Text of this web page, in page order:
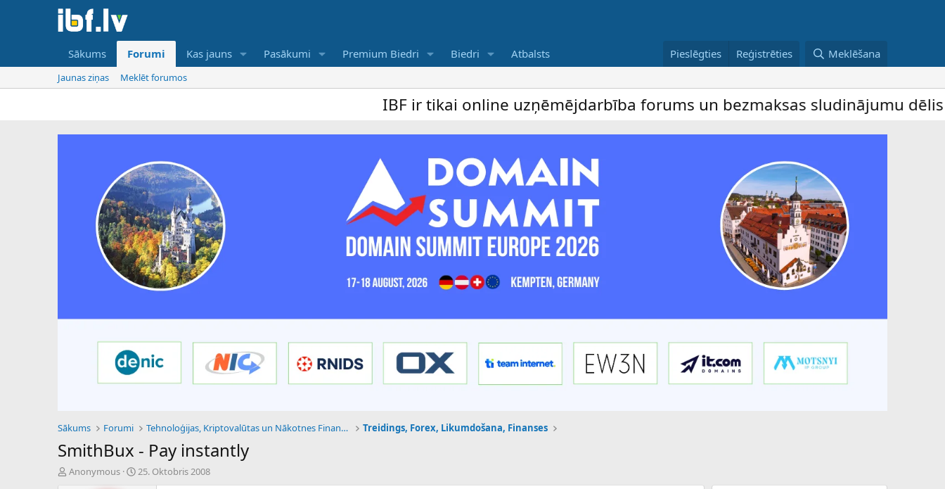
Sākums Forumi Kas jauns Pasākumi Premium Biedri Biedri Atbalsts Pieslēgties Reģistrēties Meklēšana
Jaunas ziņas Meklēt forumos
IBF ir tikai online uzņēmējdarbība forums un bezmaksas sludinājumu dēlis –
Sākums Forumi Tehnoloģijas, Kriptovalūtas un Nākotnes Finanses Treidings, Forex, Likumdošana, Finanses
SmithBux - Pay instantly
P
Anonymous
S
25. Oktobris 2008